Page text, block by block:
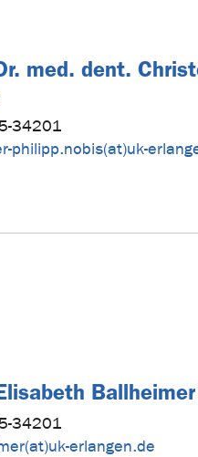
med. dent.
34201
philipp.nobis(at)uk-
Ballheimer
34201
erlangen.de